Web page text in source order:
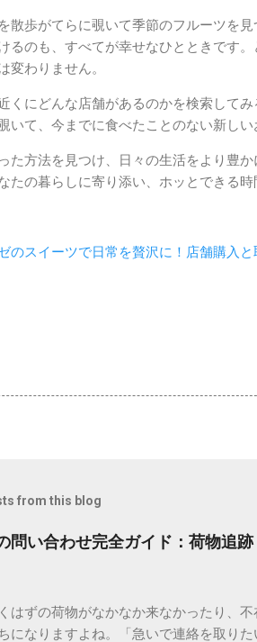
散歩がてらに覗いて季節のフルーツを
るのも、すべてが幸せなひとときです
変わりません。
くにどんな店舗があるのかを検索して
いて、今までに食べたことのない新し
た方法を見つけ、日々の生活をより豊
たの暮らしに寄り添い、ホッとできる時
のスイーツで日常を贅沢に！店舗購入
from this blog
問い合わせ完全ガイド：荷物追
はずの荷物がなかなか来なかったり、
になりますよね。「急いで連絡を取り